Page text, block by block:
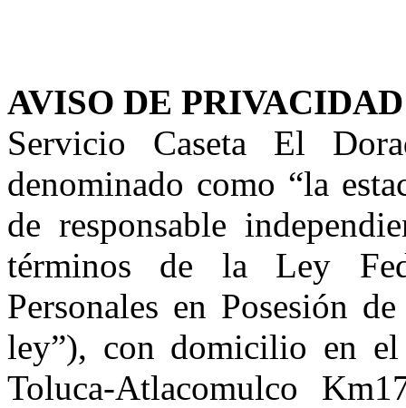
AVISO DE PRIVACIDAD
Servicio Caseta El
denominado como “la
de responsable
términos de la Ley
Personales en Posesión
ley”), con domicilio en el
Toluca-Atlacomulco